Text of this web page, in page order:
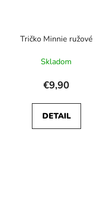
Tričko Minnie ružové
Skladom
€9,90
DETAIL